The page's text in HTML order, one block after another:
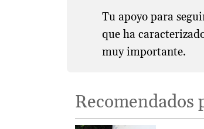
Tu apoyo para
que ha
muy importante.
Recomendados